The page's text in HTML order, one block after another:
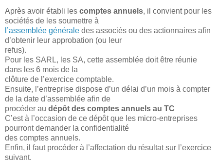
Après avoir établi les comptes annuels, il convient pour les
sociétés de les soumettre à
l’assemblée générale des associés ou des actionnaires afin
d’obtenir leur approbation (ou leur
refus).
Pour les SARL, les SA, cette assemblée doit être réunie
dans les 6 mois de la
clôture de l’exercice comptable.
Ensuite, l’entreprise dispose d’un délai d’un mois à compter
de la date d’assemblée afin de
procéder au dépôt des comptes annuels au TC
C’est à l’occasion de ce dépôt que les micro-entreprises
pourront demander la confidentialité
des comptes annuels.
Enfin, il faut procéder à l’affectation du résultat sur l’exercice
suivant.